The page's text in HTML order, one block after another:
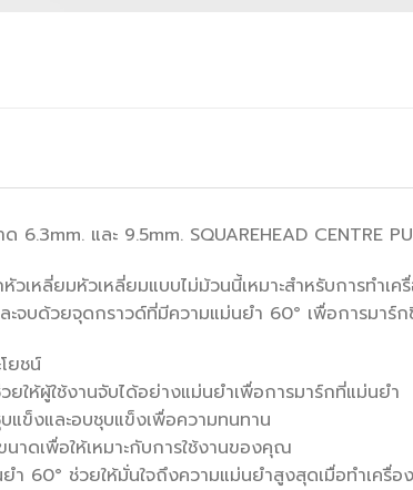
6.3mm. และ 9.5mm. SQUAREHEAD CENTRE
หัวเหลี่ยมหัวเหลี่ยมแบบไม่ม้วนนี้เหมาะสำหรับการท
ะจบด้วยจุดกราวด์ที่มีความแม่นยำ 60° เพื่อการมา
ยชน์
ยให้ผู้ใช้งานจับได้อย่างแม่นยำเพื่อการมาร์กที่แม่นยำ
แข็งและอบชุบแข็งเพื่อความทนทาน
นาดเพื่อให้เหมาะกับการใช้งานของคุณ
ำ 60° ช่วยให้มั่นใจถึงความแม่นยำสูงสุดเมื่อทำเครื่อ